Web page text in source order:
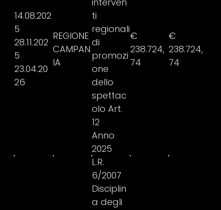
14.08.202
5
28.11.202
5
23.04.20
26
REGIONE
CAMPAN
IA
ti
regionali
di
promozi
one
dello
spettac
olo Art.
12
Anno
2025
€
238.724,
74
€
238.724,
74
L.R.
6/2007
Disciplin
a degli